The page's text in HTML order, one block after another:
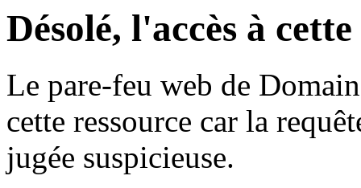
Désolé, l'accès à
Le pare-feu web de
cette ressource car la
jugée suspicieuse.